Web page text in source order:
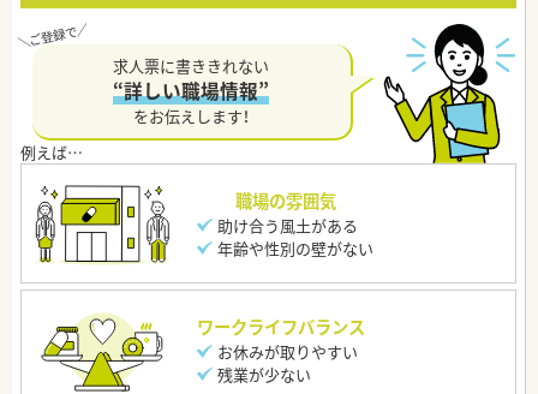
求人票に書ききれない
“詳しい職場情報”
をお伝えします！
職場の雰囲気
助け合う風土がある
年齢や性別の壁がない
ワークライフバランス
お休みが取りやすい
残業が少ない